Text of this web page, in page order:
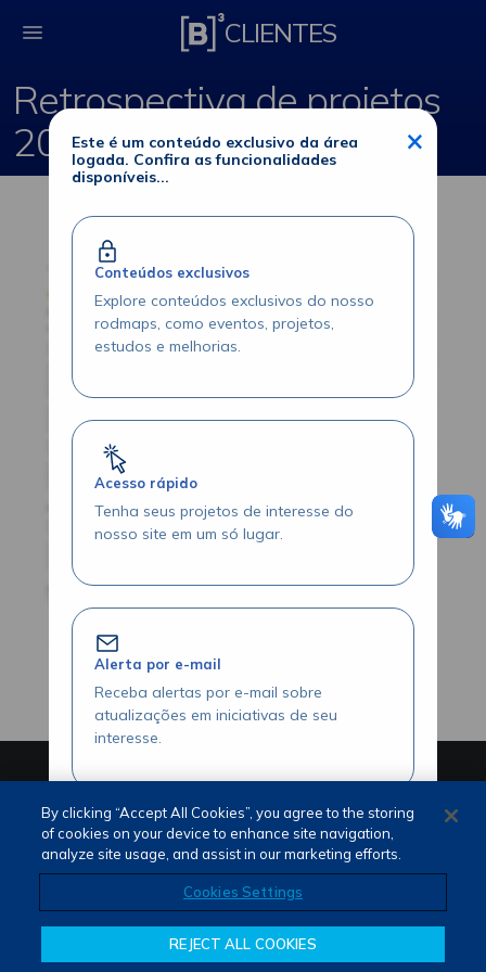
Retrospectiva de
CLIENTES
Retrospectiva de projetos
2020Este é um conteúdo exclusivo da área
logada. Confira as funcionalidades
disponíveis...
×
Conteúdos exclusivos
Explore conteúdos exclusivos do nosso
rodmaps, como eventos, projetos,
estudos e melhorias.
Acesso rápido
Tenha seus projetos de interesse do
nosso site em um só lugar.
Alerta por e-mail
Receba alertas por e-mail sobre
atualizações em iniciativas de seu
interesse.
Acesse seus projetos com agilidade
Visualize seus itens favoritados através
Termos de Uso e Privacidade
Fale Conosco
By clicking “Accept All Cookies”, you agree to the storing
of cookies on your device to enhance site navigation,
analyze site usage, and assist in our marketing efforts.
Cookies Settings
REJECT ALL COOKIES